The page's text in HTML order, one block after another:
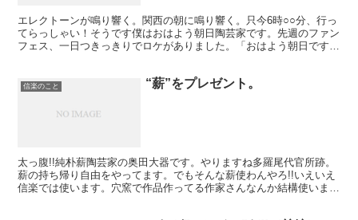
エレクトーンが鳴り響く。関西の朝に鳴り響く。只今6時○○分、行っ
てらっしゃい！そうです僕はおはよう朝日陶芸家です。先週のファン
フェス、一日つきっきりでロケがありました。「おはよう朝日です」
信楽のこと “薪”をプレゼント。
太っ腹!!純朴薪陶芸家の奥田大器です。やりますね多羅尾代官所跡。
薪の持ち帰り自由をやってます。でもそんな薪使わんやろ!!いえいえ
信楽では使います。穴窯で作品作ってる作家さんなんか結構使いま